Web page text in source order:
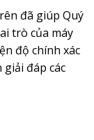
đã giúp Quý
trò của máy
độ chính xác
đáp các